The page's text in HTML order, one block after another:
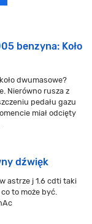
benzyna: Koło
dwumasowe?
Nierówno rusza z
pedału gazu
miał odcięty
dźwięk
astrze j 1.6 cdti taki
to może być.